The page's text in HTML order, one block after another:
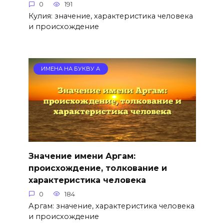
0 191
Кулия: значение, характеристика человека
и происхождение
ИМЕНА НА БУКВУ А
Значение имени Аргам:
происхождение, толкование и
характеристика человека
0 184
Аргам: значение, характеристика человека
и происхождение